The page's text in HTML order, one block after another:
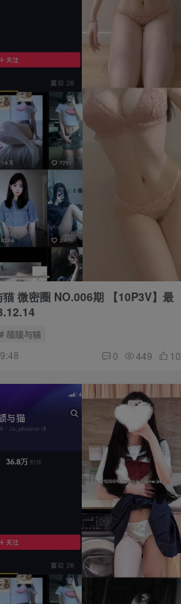
微密圈 NO.006期 【10P3V】最
# 颉颉与猫
0 449 10